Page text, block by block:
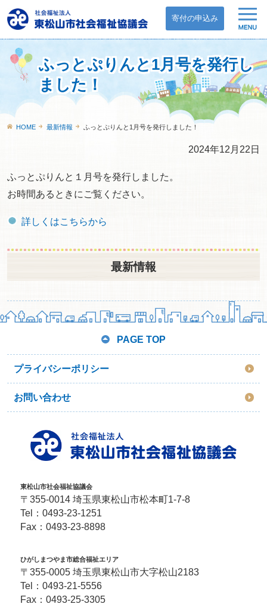
寄付の申込み
ふっとぷりんと1月号を発行し
ました！
HOME 最新情報 ふっとぷりんと1月号を発行しました！
2024年12月22日
ふっとぷりんと１月号を発行しました。
お時間あるときにご覧ください。
詳しくはこちらから
最新情報
PAGE TOP
プライバシーポリシー
お問い合わせ
東松山市社会福祉協議会
〒355-0014 埼玉県東松山市松本町1-7-8
Tel： 0493-23-1251
Fax：0493-23-8898
ひがしまつやま市総合福祉エリア
〒355-0005 埼玉県東松山市大字松山2183
Tel： 0493-21-5556
Fax：0493-25-3305